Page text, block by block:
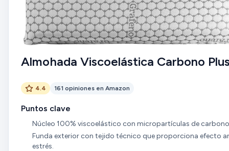
Almohada Viscoelástica Carbono
4.4 161 opiniones en Amazon
Puntos clave
Núcleo 100% viscoelástico con micropartículas de
Funda exterior con tejido técnico que proporciona efecto
estrés.